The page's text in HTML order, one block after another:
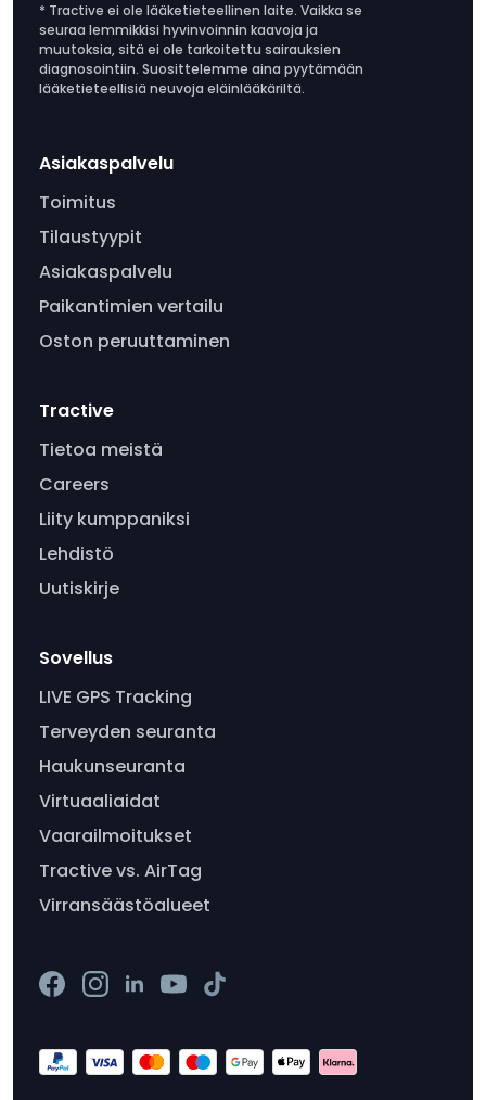
* Tractive ei ole lääketieteellinen laite. Vaikka se
seuraa lemmikkisi hyvinvoinnin kaavoja ja
muutoksia, sitä ei ole tarkoitettu sairauksien
diagnosointiin. Suosittelemme aina pyytämään
lääketieteellisiä neuvoja eläinlääkäriltä.
Asiakaspalvelu
Toimitus
Tilaustyypit
Asiakaspalvelu
Paikantimien vertailu
Oston peruuttaminen
Tractive
Tietoa meistä
Careers
Liity kumppaniksi
Lehdistö
Uutiskirje
Sovellus
LIVE GPS Tracking
Terveyden seuranta
Haukunseuranta
Virtuaaliaidat
Vaarailmoitukset
Tractive vs. AirTag
Virransäästöalueet